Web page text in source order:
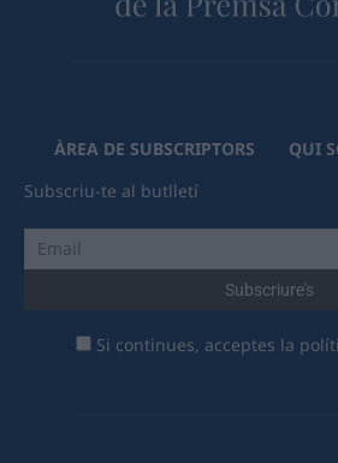
ÀREA DE SUBSCRIPTORS QUI
Subscriu-te al butlletí
Si continues, acceptes la